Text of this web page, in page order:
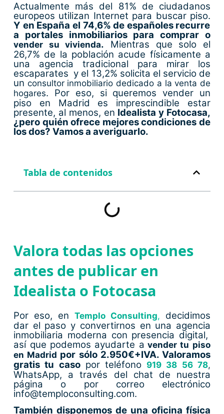
Actualmente más del 81% de ciudadanos
europeos utilizan Internet para buscar piso.
Y en España el 74,6% de españoles recurre
a portales inmobiliarios para comprar o
vender su vivienda. Mientras que solo el
26,7% de la población acude físicamente a
una agencia tradicional para mirar los
escaparates y el 13,2% solicita el servicio de
un consultor inmobiliario dedicado a la venta de
hogares. Por eso, si queremos vender un
piso en Madrid es imprescindible estar
presente, al menos, en Idealista y Fotocasa,
¿pero quién ofrece mejores condiciones de
los dos? Vamos a averiguarlo.
Tabla de contenidos
Valora todas las opciones
antes de publicar en
Idealista o Fotocasa
Por eso, en Templo Consulting,
decidimos
dar el paso y convertirnos en una agencia
inmobiliaria moderna con presencia digital,
así que podemos ayudarte a vender tu piso
en Madrid por sólo 2.950€+IVA. Valoramos
gratis tu casopor teléfono919 38 56 78,
WhatsApp, a través del chat de nuestra
página o por correo electrónico
info@temploconsulting.com.
También disponemos de una oficina física